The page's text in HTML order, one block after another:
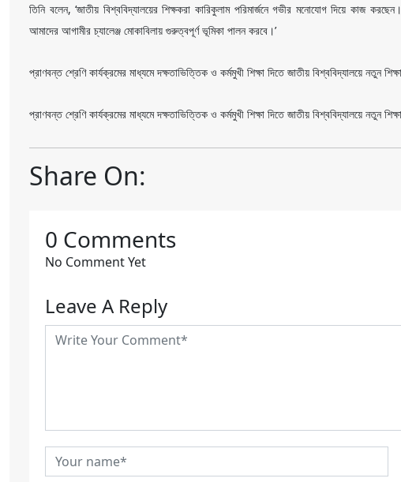
তিনি বলেন, ‘জাতীয় বিশ্ববিদ্যালয়ের শিক্ষকরা কারিকুলাম পরিমার্জনে গভীর মনোযোগ দিয়ে কাজ
আমাদের আগামীর চ্যালেঞ্জ মোকাবিলায় গুরুত্বপূর্ণ ভূমিকা পালন করবে।’
প্রাণবন্ত শ্রেণি কার্যক্রমের মাধ্যমে দক্ষতাভিত্তিক ও কর্মমুখী শিক্ষা দিতে জাতীয় বিশ্ববিদ্যালয়ে নতুন
প্রাণবন্ত শ্রেণি কার্যক্রমের মাধ্যমে দক্ষতাভিত্তিক ও কর্মমুখী শিক্ষা দিতে জাতীয় বিশ্ববিদ্যালয়ে নতুন
Share On:
0 Comments
No Comment Yet
Leave A Reply